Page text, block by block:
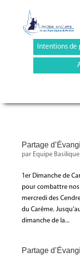
Intentions de
Partage
par Equipe Basilique|
1er Dimanche de
pour combattre
mercredi des
du Carême.
dimanche de la...
Partage